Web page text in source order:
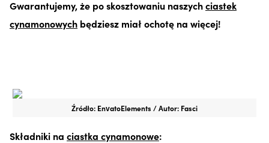
Gwarantujemy, że po skosztowaniu naszychciastek
cynamonowych będziesz miał ochotę na więcej!
Źródło: EnvatoElements / Autor: Fasci
Składniki na ciastka cynamonowe: